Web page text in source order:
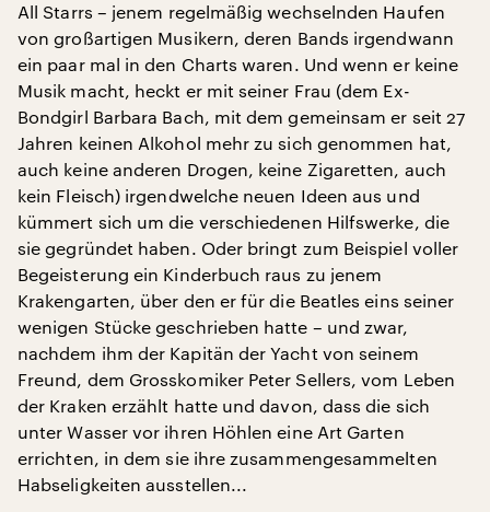
All Starrs – jenem regelmäßig wechselnden Haufen
von großartigen Musikern, deren Bands irgendwann
ein paar mal in den Charts waren. Und wenn er keine
Musik macht, heckt er mit seiner Frau (dem Ex-
Bondgirl Barbara Bach, mit dem gemeinsam er seit 27
Jahren keinen Alkohol mehr zu sich genommen hat,
auch keine anderen Drogen, keine Zigaretten, auch
kein Fleisch) irgendwelche neuen Ideen aus und
kümmert sich um die verschiedenen Hilfswerke, die
sie gegründet haben. Oder bringt zum Beispiel voller
Begeisterung ein Kinderbuch raus zu jenem
Krakengarten, über den er für die Beatles eins seiner
wenigen Stücke geschrieben hatte – und zwar,
nachdem ihm der Kapitän der Yacht von seinem
Freund, dem Grosskomiker Peter Sellers, vom Leben
der Kraken erzählt hatte und davon, dass die sich
unter Wasser vor ihren Höhlen eine Art Garten
errichten, in dem sie ihre zusammengesammelten
Habseligkeiten ausstellen...